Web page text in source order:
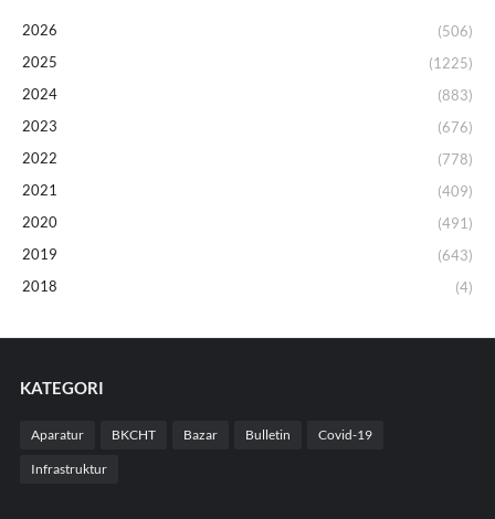
2026
(506)
2025
(1225)
2024
(883)
2023
(676)
2022
(778)
2021
(409)
2020
(491)
2019
(643)
2018
(4)
KATEGORI
Aparatur BKCHT Bazar Bulletin Covid-19
Infrastruktur